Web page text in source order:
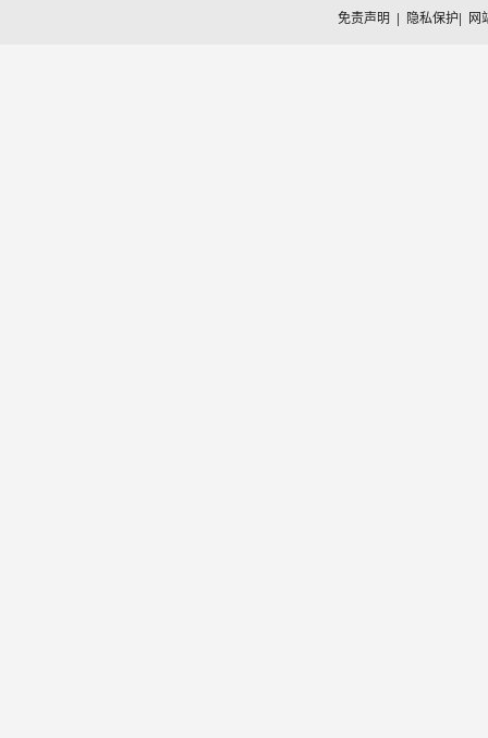
免责声明 | 隐私保护| 网